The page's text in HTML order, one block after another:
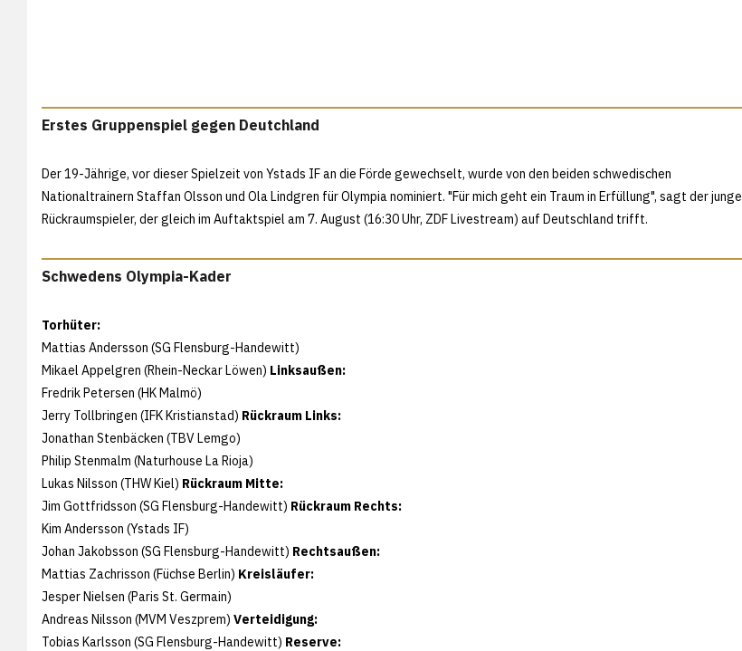
Erstes Gruppenspiel gegen Deutchland
Der 19-Jährige, vor dieser Spielzeit von Ystads IF an die Förde gewechselt, wurde von den beiden schwedischen
Nationaltrainern Staffan Olsson und Ola Lindgren für Olympia nominiert. "Für mich geht ein Traum in Erfüllung", sagt der junge
Rückraumspieler, der gleich im Auftaktspiel am 7. August (16:30 Uhr, ZDF Livestream) auf Deutschland trifft.
Schwedens Olympia-Kader
Torhüter:
Mattias Andersson (SG Flensburg-Handewitt)
Mikael Appelgren (Rhein-Neckar Löwen) Linksaußen:
Fredrik Petersen (HK Malmö)
Jerry Tollbringen (IFK Kristianstad) Rückraum Links:
Jonathan Stenbäcken (TBV Lemgo)
Philip Stenmalm (Naturhouse La Rioja)
Lukas Nilsson (THW Kiel) Rückraum Mitte:
Jim Gottfridsson (SG Flensburg-Handewitt) Rückraum Rechts:
Kim Andersson (Ystads IF)
Johan Jakobsson (SG Flensburg-Handewitt) Rechtsaußen:
Mattias Zachrisson (Füchse Berlin) Kreisläufer:
Jesper Nielsen (Paris St. Germain)
Andreas Nilsson (MVM Veszprem) Verteidigung:
Tobias Karlsson (SG Flensburg-Handewitt) Reserve: